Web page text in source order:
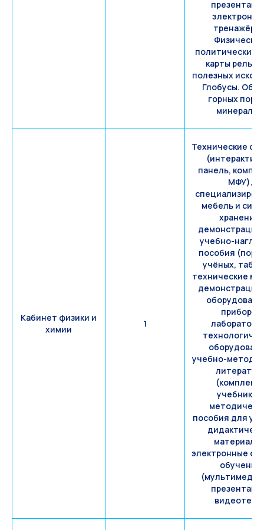
политические
карты
полезных
Глобусы.
горных
Кабинет физики и
химии
1
Технические
панель,
МФУ),
мебель и
хранения,
учебно-
пособия
учёных,
технические
приборы,
учебно-
учебников,
пособия для
электронные
обучения